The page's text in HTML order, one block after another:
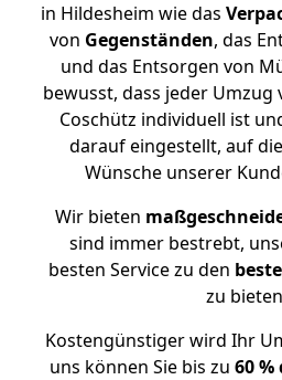
in Hildesheim wie das
von Gegenständen, das
und das Entsorgen von
bewusst, dass jeder Umzug
Coschütz individuell ist
darauf eingestellt, auf
Wünsche unserer
Wir bieten
sind immer bestrebt,
besten Service zu den
zu
Kostengünstiger wird Ihr
uns können Sie bis zu 60